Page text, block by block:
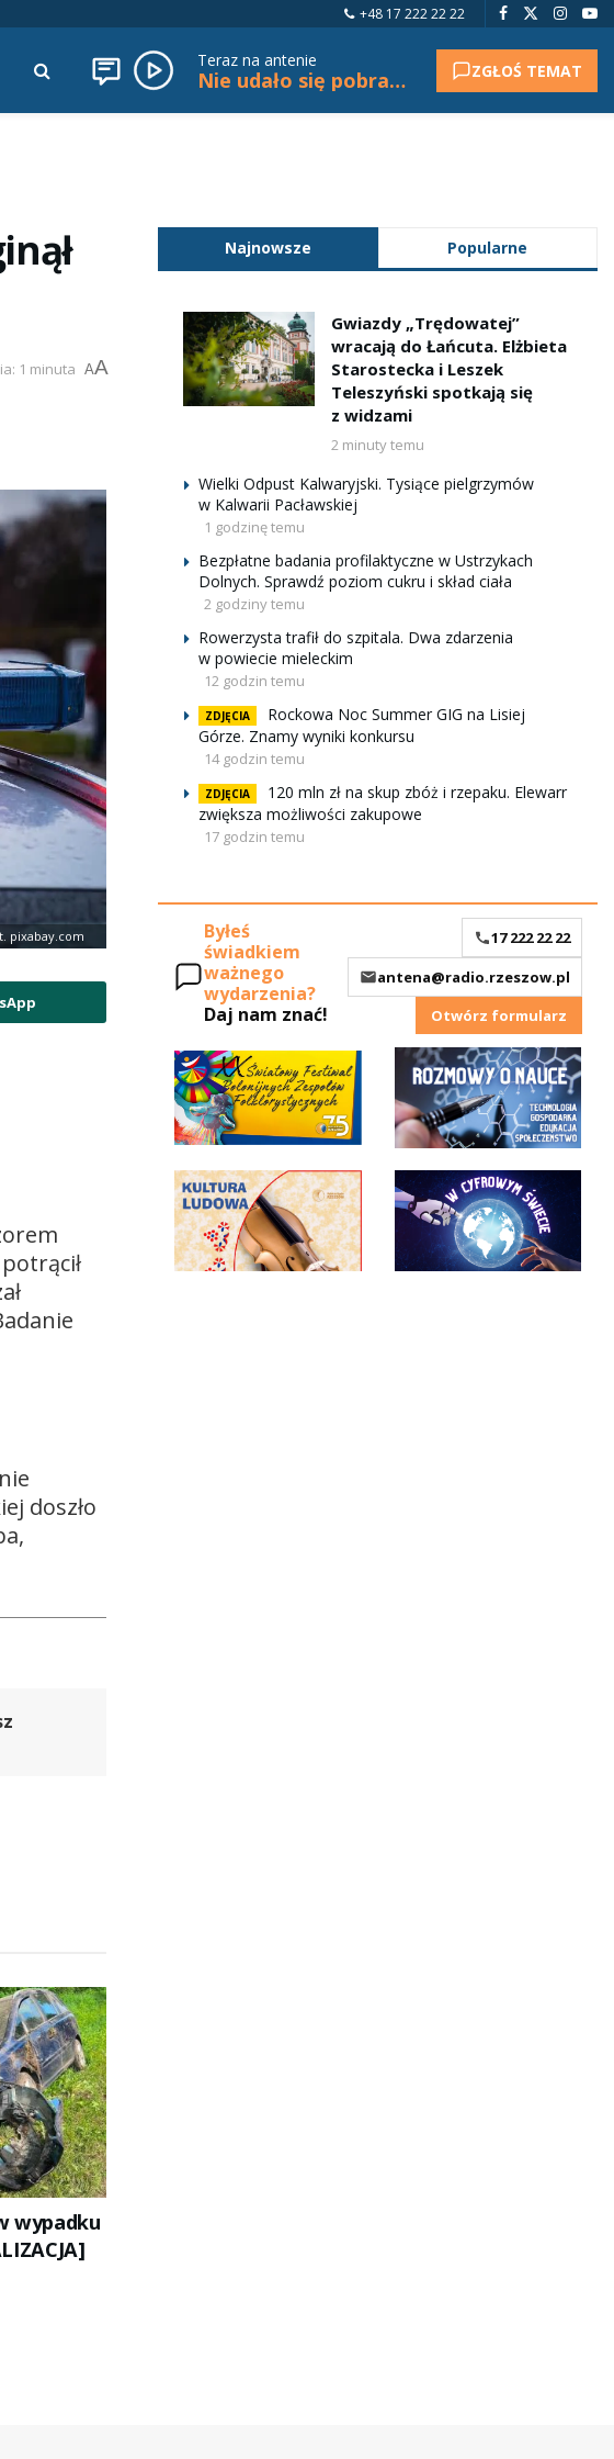
+48 17 222 22 22
Teraz na antenie
Nie udało się pobrać tytułu. ZGŁOŚ TEMAT
1 minuta AA
pixabay.com
doszło
wypadku
Najnowsze Popularne
Gwiazdy „Trędowatej”
wracają do Łańcuta. Elżbieta
Starostecka i Leszek
Teleszyński spotkają się
z widzami
2 minuty temu
Wielki Odpust Kalwaryjski. Tysiące pielgrzymów
w Kalwarii Pacławskiej
1 godzinę temu
Bezpłatne badania profilaktyczne w Ustrzykach
Dolnych. Sprawdź poziom cukru i skład ciała
2 godziny temu
Rowerzysta trafił do szpitala. Dwa zdarzenia
w powiecie mieleckim
12 godzin temu
ZDJĘCIA
Rockowa Noc Summer GIG na Lisiej
Górze. Znamy wyniki konkursu
14 godzin temu
ZDJĘCIA
120 mln zł na skup zbóż i rzepaku. Elewarr
zwiększa możliwości zakupowe
17 godzin temu
Byłeś
świadkiem
ważnego
wydarzenia?
Daj nam znać!
17 222 22 22
antena@radio.rzeszow.pl
Otwórz formularz